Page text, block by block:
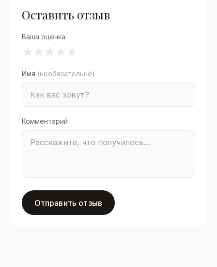
Оставить отзыв
Ваша оценка
★
★
★
★
★
Имя (необязательно)
Комментарий
Отправить отзыв